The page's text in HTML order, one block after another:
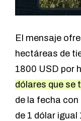
El mensaje
hectáreas de
1800 USD por
dólares que se
de la fecha
de 1 dólar igual